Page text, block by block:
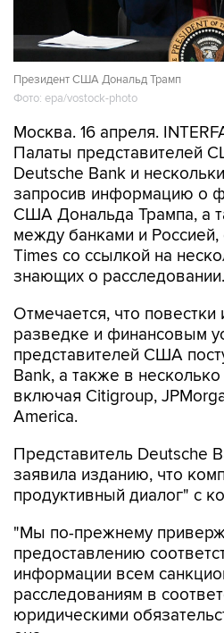
Президент США Дональд Трамп
Фото: epa/vostock-photo
Москва. 16 апреля.
Палаты представителей
Deutsche Bank и
запросив информацию о
США Дональда Трампа, а
между банками и
Times со ссылкой на
знающих о расследовании.
Отмечается, что повестки
разведке и финансовым
представителей США
Bank, а также в
включая Citigroup,
America.
Представитель Deutsche
заявила изданию, что
продуктивный диалог" с
"Мы по-прежнему
предоставлению
информации всем
расследованиям в
юридическими